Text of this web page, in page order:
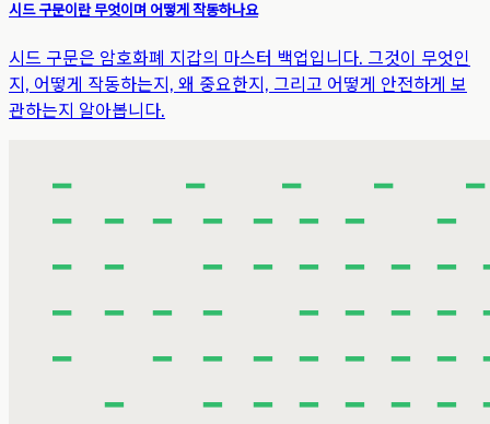
시드 구문이란 무엇이며 어떻게 작동하나요
시드 구문은 암호화폐 지갑의 마스터 백업입니다. 그것이 무엇인
지, 어떻게 작동하는지, 왜 중요한지, 그리고 어떻게 안전하게 보
관하는지 알아봅니다.